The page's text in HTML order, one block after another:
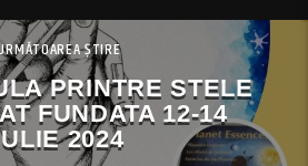
ȘTIRE
PRINTRE STELE
FUNDATA 12-14
2024